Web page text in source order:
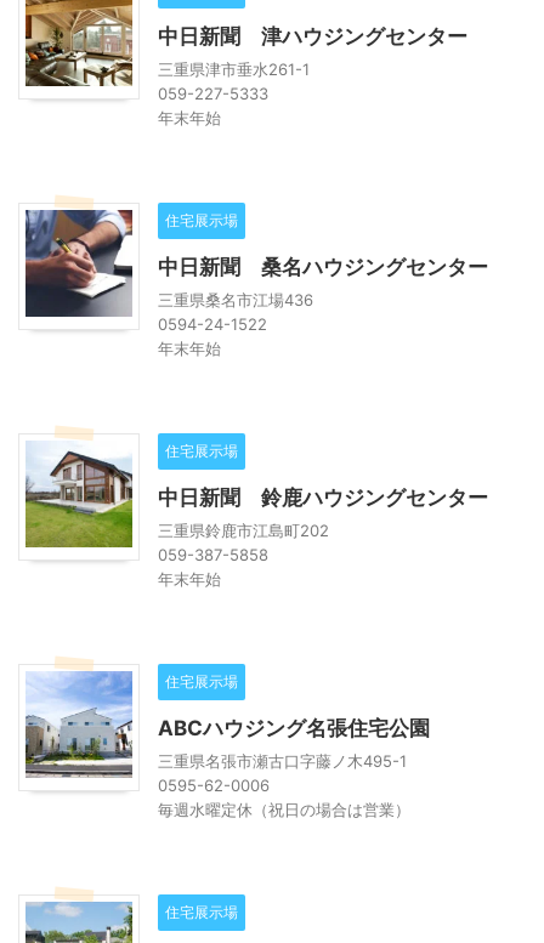
中日新聞 津ハウジングセンター
三重県津市垂水261-1
059-227-5333
年末年始
住宅展示場
中日新聞 桑名ハウジングセンター
三重県桑名市江場436
0594-24-1522
年末年始
住宅展示場
中日新聞 鈴鹿ハウジングセンター
三重県鈴鹿市江島町202
059-387-5858
年末年始
住宅展示場
ABCハウジング名張住宅公園
三重県名張市瀬古口字藤ノ木495-1
0595-62-0006
毎週水曜定休（祝日の場合は営業）
住宅展示場